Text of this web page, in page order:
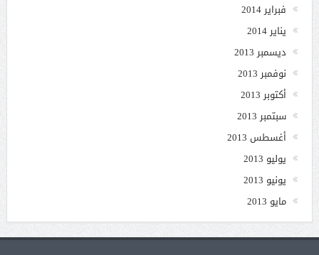
فبراير 2014
يناير 2014
ديسمبر 2013
نوفمبر 2013
أكتوبر 2013
سبتمبر 2013
أغسطس 2013
يوليو 2013
يونيو 2013
مايو 2013